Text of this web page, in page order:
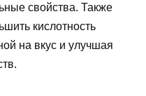
свойства. Также
кислотность
на вкус и улучшая